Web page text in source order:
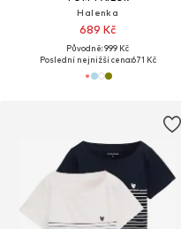
Halenka
689 Kč
Původně: 999 Kč
Poslední nejnižší cena:671 Kč